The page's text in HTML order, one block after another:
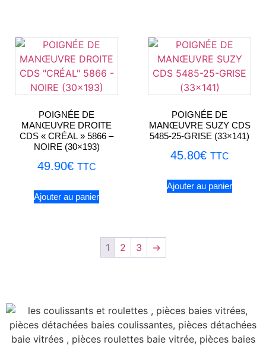
POIGNÉE DE
MANŒUVRE DROITE
CDS « CRÉAL » 5866 –
NOIRE (30×193)
49.90€ TTC
Ajouter au panier
POIGNÉE DE
MANŒUVRE SUZY CDS
5485-25-GRISE (33×141)
45.80€ TTC
Ajouter au panier
1 2 3 →